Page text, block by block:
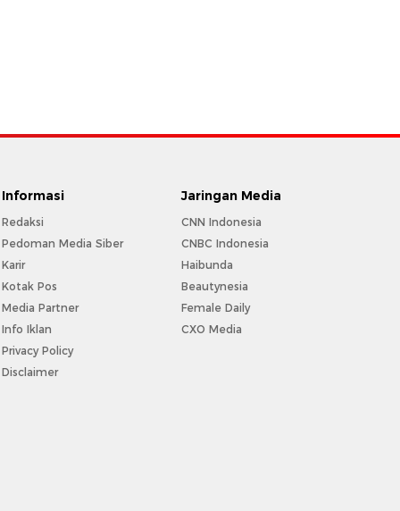
Informasi
Redaksi
Pedoman Media Siber
Karir
Kotak Pos
Media Partner
Info Iklan
Privacy Policy
Disclaimer
Jaringan Media
CNN Indonesia
CNBC Indonesia
Haibunda
Beautynesia
Female Daily
CXO Media